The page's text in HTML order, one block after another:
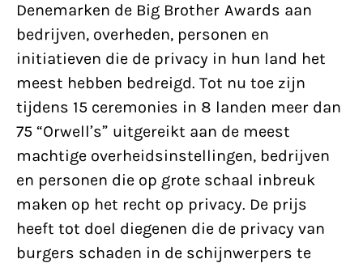
Denemarken de Big Brother Awards aan
bedrijven, overheden, personen en
initiatieven die de privacy in hun land het
meest hebben bedreigd. Tot nu toe zijn
tijdens 15 ceremonies in 8 landen meer dan
75 “Orwell’s” uitgereikt aan de meest
machtige overheidsinstellingen, bedrijven
en personen die op grote schaal inbreuk
maken op het recht op privacy. De prijs
heeft tot doel diegenen die de privacy van
burgers schaden in de schijnwerpers te